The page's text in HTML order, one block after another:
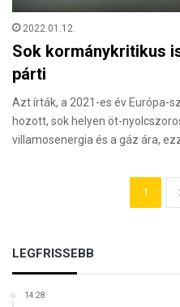
2022.01.12.
Sok kormánykritikus
párti
Azt írták, a 2021-es év Európa-
hozott, sok helyen öt-
villamosenergia és a gáz ára,
1
LEGFRISSEBB
14:28